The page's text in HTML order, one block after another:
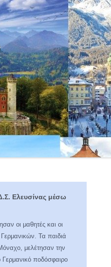
Ελευσίνας μέσω
οι μαθητές και οι
Τα παιδιά
μελέτησαν την
Γερμανικό ποδόσφαιρο